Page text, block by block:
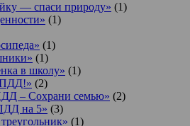
— спаси природу» (1)
(1)
(1)
(1)
в школу» (1)
ПДД!» (2)
– Сохрани семью» (2)
на 5» (3)
(1)